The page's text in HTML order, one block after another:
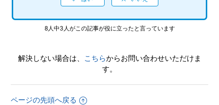
8人中3人がこの記事が役に立ったと言っています
解決しない場合は、 こちらからお問い合わせいただけま
す。
ページの先頭へ戻る